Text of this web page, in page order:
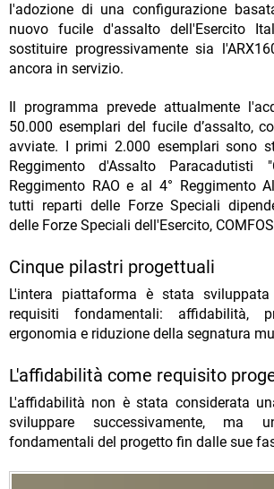
l'adozione di una configurazione
nuovo fucile d'assalto dell'Esercito
sostituire progressivamente sia
ancora in servizio.
Il programma prevede attualmente
50.000 esemplari del fucile d’assalto,
avviate. I primi 2.000 esemplari sono
Reggimento d'Assalto Paracadutisti
Reggimento RAO e al 4° Reggimento
tutti reparti delle Forze Speciali
delle Forze Speciali dell'Esercito,
Cinque pilastri progettuali
L'intera piattaforma è stata
requisiti fondamentali: affidabilità,
ergonomia e riduzione della segnatura
L'affidabilità come requisito
L'affidabilità non è stata considerata
sviluppare successivamente, ma
fondamentali del progetto fin dalle sue